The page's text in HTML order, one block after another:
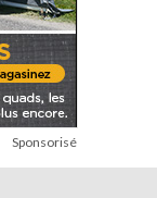
Sponsorisé